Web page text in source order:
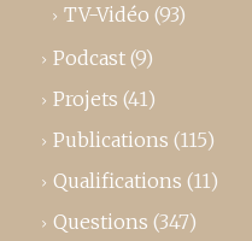
TV-Vidéo (93)
Podcast (9)
Projets (41)
Publications (115)
Qualifications (11)
Questions (347)